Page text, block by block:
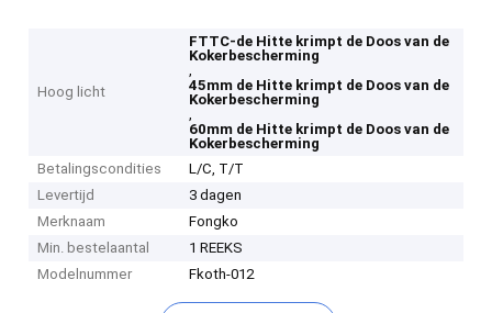
Hoog licht
FTTC-de Hitte krimpt de Doos van de
Kokerbescherming
,
45mm de Hitte krimpt de Doos van de
Kokerbescherming
,
60mm de Hitte krimpt de Doos van de
Kokerbescherming
Betalingscondities
L/C, T/T
Levertijd
3 dagen
Merknaam
Fongko
Min. bestelaantal
1 REEKS
Modelnummer
Fkoth-012